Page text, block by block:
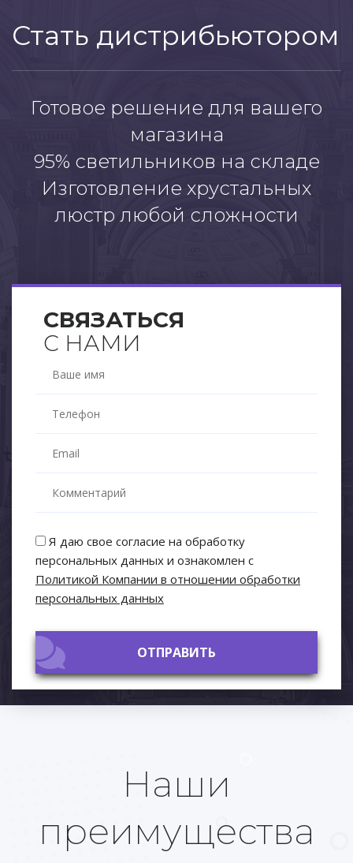
Стать дистрибьютором
Готовое решение для вашего
магазина
95% светильников на складе
Изготовление хрустальных
люстр любой сложности
СВЯЗАТЬСЯ
С НАМИ
Я даю свое согласие на обработку
персональных данных и ознакомлен с
Политикой Компании в отношении обработки
персональных данных
ОТПРАВИТЬ
ОТПРАВИТЬ
Наши
преимущества